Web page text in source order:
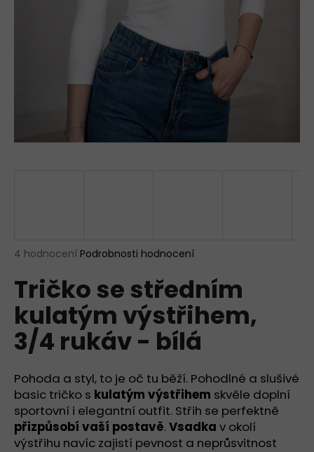
Průměrné
produktu
5,0
5
hvězdiček.
4 hodnocení Podrobnosti hodnocení
Tričko se středním
kulatým výstřihem,
3/4 rukáv - bílá
Pohoda a styl, to je oč tu běží. Pohodlné a slušivé
basic tričko s kulatým výstřihem skvěle doplní
sportovní i elegantní outfit. Střih se perfektně
přizpůsobí vaší postavě.Vsadka v okolí
výstřihu navíc zajistí pevnost a neprůsvitnost
p
r
u
č
u
j
m
e
TRIČKO
SE